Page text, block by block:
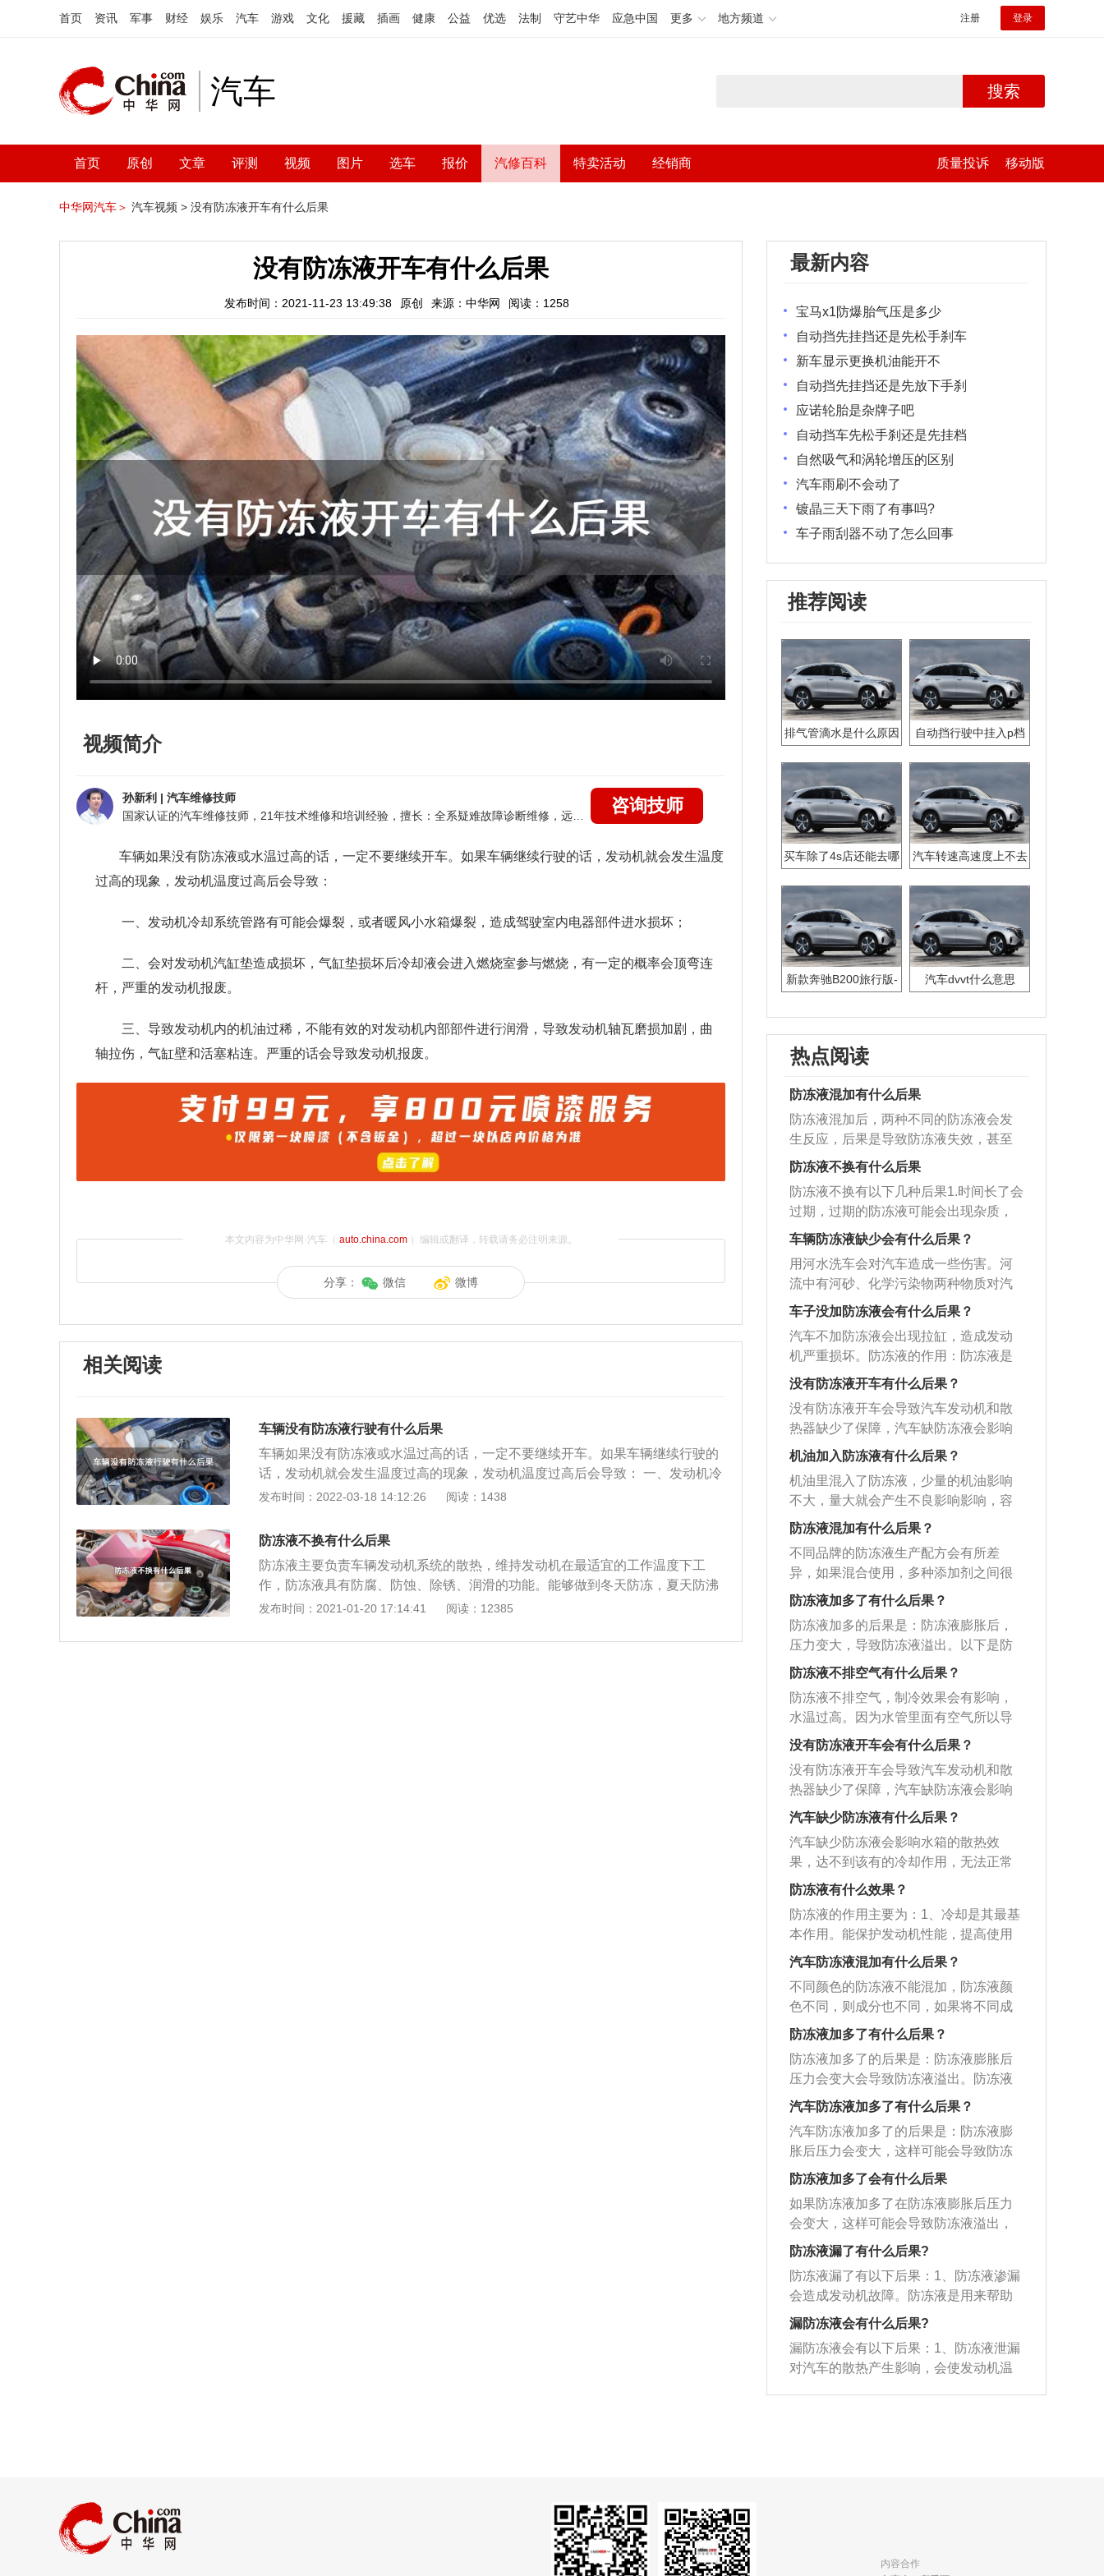
首页 资讯 军事 财经 娱乐 汽车 游戏 文化 援藏 插画 健康 公益 优选 法制 守艺中华 应急中国 更多 地方频道 注册 登录
汽车 搜索
首页 原创 文章 评测 视频 图片 选车 报价 汽修百科 特卖活动 经销商 质量投诉 移动版
中华网汽车＞ 汽车视频 > 没有防冻液开车有什么后果
没有防冻液开车有什么后果
发布时间：2021-11-23 13:49:38 原创 来源：中华网 阅读：1258
视频简介
孙新利 | 汽车维修技师
国家认证的汽车维修技师，21年技术维修和培训经验，擅长：全系疑难故障诊断维修，远程维修技术指导
咨询技师
车辆如果没有防冻液或水温过高的话，一定不要继续开车。如果车辆继续行驶的话，发动机就会发生温度
过高的现象，发动机温度过高后会导致：
一、发动机冷却系统管路有可能会爆裂，或者暖风小水箱爆裂，造成驾驶室内电器部件进水损坏；
二、会对发动机汽缸垫造成损坏，气缸垫损坏后冷却液会进入燃烧室参与燃烧，有一定的概率会顶弯连
杆，严重的发动机报废。
三、导致发动机内的机油过稀，不能有效的对发动机内部部件进行润滑，导致发动机轴瓦磨损加剧，曲
轴拉伤，气缸壁和活塞粘连。严重的话会导致发动机报废。
本文内容为中华网·汽车（ auto.china.com）编辑或翻译，转载请务必注明来源。
分享： 微信 微博
相关阅读
车辆没有防冻液行驶有什么后果
车辆如果没有防冻液或水温过高的话，一定不要继续开车。如果车辆继续行驶的
话，发动机就会发生温度过高的现象，发动机温度过高后会导致： 一、发动机冷
却系统管路有可能会爆裂，或者暖风小水箱爆裂，造成驾驶室内电器部件进水损
烧，有一定的概率会顶弯连杆，严重的发动机报废。 三、导致发动机内的机油过
稀，不能有效的对发动机内部部件进行润滑，导致发动机轴瓦磨损加剧，曲轴拉
伤，气缸壁和活塞粘连。严重的话会导致发动机报废。
发布时间：2022-03-18 14:12:26 阅读：1438
防冻液不换有什么后果
防冻液主要负责车辆发动机系统的散热，维持发动机在最适宜的工作温度下工
作，防冻液具有防腐、防蚀、除锈、润滑的功能。能够做到冬天防冻，夏天防沸
的作用。 当使用一定时间后，防冻液里的乙二醇就会和水在高温的作用下生成乙
剂会逐渐消耗殆尽，这样乙醇就会腐蚀发动机的金属机体。而且，各种添加剂也
发布时间：2021-01-20 17:14:41 阅读：12385
最新内容
宝马x1防爆胎气压是多少
自动挡先挂挡还是先松手刹车
新车显示更换机油能开不
自动挡先挂挡还是先放下手刹
应诺轮胎是杂牌子吧
自动挡车先松手刹还是先挂档
自然吸气和涡轮增压的区别
汽车雨刷不会动了
镀晶三天下雨了有事吗?
车子雨刮器不动了怎么回事
推荐阅读
排气管滴水是什么原因
自动挡行驶中挂入p档
买车除了4s店还能去哪
汽车转速高速度上不去
新款奔驰B200旅行版-
汽车dvvt什么意思
热点阅读
防冻液混加有什么后果
防冻液混加后，两种不同的防冻液会发
生反应，后果是导致防冻液失效，甚至
是损害到发动机。即便是不想使用原来
的防冻液，在更换新的防冻液之前，也
要将旧防冻液放干净，然后清洗干净冷
却系统，最后才可以添加新的防冻液，
避免旧防冻液和新防冻液混合在一起发
生反应。使用防冻液除了不能混加使用
之外，也需要注意冬季时，要根据当地
液出现结冰现象。一旦出现结冰情况的
话，首要任务是将防冻液进行解冻，然
后更换上冰点更低的防冻液，这样才能
正常使用车辆。如果防冻液冻得不怎么
严重的话，可以自己进行处理，方法有
打开车辆的引擎盖，让车子在太阳底下
晒一晒，等待防冻液的融化；还有就是
往防冻液水箱中倒入适量的温水，使防
冻液得以溶解。
防冻液不换有什么后果
防冻液不换有以下几种后果1.时间长了会
过期，过期的防冻液可能会出现杂质，
内部的化学成分失效，失去原有的功
效；2.内部水分会蒸发，从而导致防冻液
的冰点升高，影响防冻液的冷却效果，
沸点降低的情况，影响发动机的正常运
行的；3.会降低防冻液的防腐、防垢效
果，堵塞发动机的水道，与缓蚀剂相互
作用，腐蚀发动机的金属机体，影响发
热车不能直接添加防冻液，以防高温状
态下开盖，内部压力会将防冻液喷射出
来，有烫伤风险；2.不同品牌、不同型号
的防冻液不能混加，配方成分不同，混
加可能会发生化学反应，影响效能；3.防
冻液不能用水代替，也不能掺水添加，
水的冰点低，水中含有大量阴阳离子，
时间长了会形成水垢，造成堵塞。在平
时汽车保养中，要定期检查防冻液余
量，若发现防冻冷却液少于最小的刻度
然会影响发动机的冷却效能，防冻液不
要添加过多，也不要过少，一般防冻液
水壶上都有水位刻度，加到最高水位与
最低水位刻度之间即可。
车辆防冻液缺少会有什么后果？
用河水洗车会对汽车造成一些伤害。河
流中有河砂、化学污染物两种物质对汽
车危害最大。河砂主要由硅、钙等物质
组成，质地坚硬；许多河砂经过冲刷后
表面会稍微光滑一些，但由于直径太
小，在摩擦车身表面时，车漆不可避免
地会脱落。河流中的污染物对汽车危害
最大，包括氢氰酸、氰化钾、硫酸、硝
酸以及电镀厂、焦油厂、化肥厂等工业
染物的浓度过高，不仅会直接腐蚀汽车
油漆，还会渗透到汽车内部，造成部件
损坏；由于pH值的变化，即使是轻微的
污染也会加速车身的氧化。
车子没加防冻液会有什么后果？
汽车不加防冻液会出现拉缸，造成发动
机严重损坏。防冻液的作用：防冻液是
一种含有特殊添加剂的冷却液，主要用
于液冷式发动机冷却系统，防冻液具有
冬天防冻，夏天防沸，全年防水垢，防
腐蚀等优良性能。防冻液成分：防冻液
的主要成分是：百分之五十的纯净水和
百分之四十的甲醇加上百分之十的其他
物质。防冻液的种类：防冻液一般分
型三种。防冻液更换周期：对那些长时
间运行的车辆，比如出租车等，一般优
质的防冻液每年更换一次；而那些运行
时间短的车辆可每两年或每3万公里更换
一次。为防止产生过多的泡沫而降低防
冻液与发动机部件的热交换性，添加时
确认该产品在有效期内，长效型防冻
液，有效期可达三年。
没有防冻液开车有什么后果？
没有防冻液开车会导致汽车发动机和散
热器缺少了保障，汽车缺防冻液会影响
水箱的散热效果，达不到该有的冷却作
用，无法正常循环防冻液，会产生高
温，严重时会造成发动机烧损。寒冷气
候下，还会导致发动机或水箱结冻，引
起发动机故障，车辆因此不能使用。判
断防冻液是否缺少的方法：观察仪表盘
上的防冻液警报灯。如果亮起，很可能
内温度过高而引起。检查防冻液水箱。
如果液位低于最低刻度线（MIN），不可
继续行驶，需及时添加防冻液。检查防
冻液水壶上的水位刻度标识。防冻液正
常是在最高水位与最低水位之间位置，
防冻液缺不缺需看刻度，如防冻液低于
最低水位，说明缺少防冻液。
机油加入防冻液有什么后果？
机油里混入了防冻液，少量的机油影响
不大，量大就会产生不良影响影响，容
易导致机油乳化、破坏机油的结构、影
响润滑、从而加剧发动机磨损，导致发
动机损坏，应该尽快排放干净，并添加
符合标准的新机油。选择防冻液的方
法：防冻液的基本指标是冰点与沸点，
市场上防冻液的冰点有-15℃、-25℃、-3
0℃、-40℃等几种规格，一般要选择比
判断防冻液是否缺少的方法：观察仪表
盘上的防冻液警报灯。如果亮起，很可
能是缺少防冻液，当然也不排除是因为
缸内温度过高而引起。检查防冻液水
箱。如果液位低于最低刻度线（MIN），
不可继续行驶，需及时添加防冻液。检
查防冻液水壶上的水位刻度标识。防冻
液正常是在最高水位与最低水位之间位
置，防冻液缺不缺需看刻度，如防冻液
低于最低水位，说明缺少防冻液。
防冻液混加有什么后果？
不同品牌的防冻液生产配方会有所差
异，如果混合使用，多种添加剂之间很
可能会发生化学反应，会造成添加剂失
效的后果。防冻液的选择方法：防冻液
的基本指标是冰点与沸点，市场上防冻
液的冰点有-15℃、-25℃、-30℃、-40℃
等几种规格，一般要选择比所在地区最
低气温低10℃以上的为宜。判断是否缺
少防冻液的方法：观察仪表盘上的防冻
冻液，当然也不排除是因为缸内温度过
高而引起。检查防冻液水箱。如果液位
低于最低刻度线（MIN），不可继续行
驶，需及时添加防冻液。检查防冻液水
壶上的水位刻度标识。防冻液正常是在
最高水位与最低水位位置，防冻液缺不
缺需看刻度，如防冻液低于最低水位，
说明缺少防冻液。
防冻液加多了有什么后果？
防冻液加多的后果是：防冻液膨胀后，
压力变大，导致防冻液溢出。以下是防
冻液的作用：1、为发动机提供防冻保
护，对抗低温环境。2、防止在冬季停车
时，冷却液结冰胀裂散热器，冻坏发动
机气缸体和气缸盖。3、提供散热功能。
以下是使用防冻液的注意事项：1、尽量
使用同一品牌防冻液。2、添加防冻液
时，应确认该产品在有效期之内。3、避
明该防冻液已经变质，不能再使用。
防冻液不排空气有什么后果？
防冻液不排空气，制冷效果会有影响，
水温过高。因为水管里面有空气所以导
致不循环，会出现水温高风扇不转现
象，部分车不需要排空气。相关介绍如
下：1、正常情况下换防冻液需要排气。
直接把原来的空气排掉，然后倒进去新
的防冻液，加满，即可达到排气的效
果。2、汽车的发动机冷却系统简单分两
个房间，一个是发动机机体，一个是水
节温器在机体温度达到预定值时打开，
把机体里高温冷却液释放出来到水箱冷
却，换冷却液时，要热车直到水箱风扇
转动之后迅速放掉冷却液。
没有防冻液开车会有什么后果？
没有防冻液开车会导致汽车发动机和散
热器缺少了保障，汽车缺防冻液会影响
水箱的散热效果，达不到该有的冷却作
用，无法正常循环防冻液，会产生高
温，严重时会造成发动机烧损。寒冷气
候下，还会导致发动机或水箱结冻，引
起发动机故障，车辆因此不能使用。判
断防冻液是否缺少的方法：观察仪表盘
上的防冻液警报灯。如果亮起，很可能
内温度过高而引起。检查防冻液水箱。
如果液位低于最低刻度线（MIN），不可
继续行驶，需及时添加防冻液。检查防
冻液水壶上的水位刻度标识。防冻液正
常是在最高水位与最低水位之间位置，
防冻液缺不缺需看刻度，如防冻液低于
最低水位，说明缺少防冻液。
汽车缺少防冻液有什么后果？
汽车缺少防冻液会影响水箱的散热效
果，达不到该有的冷却作用，无法正常
循环防冻液，会产生高温，严重时会造
成发动机烧损。在寒冷气候下，还会导
致发动机或水箱结冻，引起发动机故
障，车辆因此不能使用。判断防冻液是
否缺少的方法：观察仪表盘上的防冻液
警报灯。如果亮起，很可能是缺少防冻
液，当然也不排除是因为缸内温度过高
于最低刻度线（MIN），不可继续行驶，
需及时添加防冻液。检查防冻液水壶上
的水位刻度标识。防冻液正常是在最高
水位与最低水位之间位置，防冻液缺不
缺需看刻度，如防冻液低于最低水位，
说明缺少防冻液。
防冻液有什么效果？
防冻液的作用主要为：1、冷却是其最基
本作用。能保护发动机性能，提高使用
寿命。2、还具有防冻、防沸、防垢的功
能。尤其是室外气温低于零度时，防冻
液可以保证车辆零件因寒冷而造成系统
失灵的情况。关于防冻液的更多信息如
下：1、防冻液别名是防腐蚀汽车防冻
液，是乙二醇的水溶液，可以防止金属
生锈，对发动机有保护作用。2、防冻液
为冷却问题而导致系统故障、胀烈，甚
至故障情况。
汽车防冻液混加有什么后果？
不同颜色的防冻液不能混加，防冻液颜
色不同，则成分也不同，如果将不同成
分的防冻液混合在一起，防冻液会发生
化学反应，导致防冻液失效，有时还会
凝固。即使是相同颜色的防冻液，如果
是不同品牌，稳定剂也可能不同，混用
会降低冷却和清洁效果，因此最好也不
要混用。最好用相同品牌，相同颜色的
防冻液。防冻液意外混合后，需要将水
冲洗，再重新加入。防冻液的颜色一般
有绿色、蓝色、粉红色、有些还有荧光
效果。通常，乙二醇是绿色，丙二醇是
蓝色，丙三醇是粉红色。厂家将防冻液
染成不同颜色的目的如下：禁止混用：
为了防止和其他液体弄混，防止人误
食，很多厂商也会添加不同的颜色配
方，从而进行区分。渗漏时便于区别：
发动机渗出以后，由于其自身有颜色，
在判断和检修时很容易辨别。安全考
防冻液加多了有什么后果？
防冻液加多了的后果是：防冻液膨胀后
压力会变大会导致防冻液溢出。防冻液
的作用是：1、为发动机提供防冻保护，
对抗低温的环境；2、防止在寒冷的冬季
停车时冷却液结冰胀裂散热器，冻坏发
动机气缸体和气缸盖；3、提供高效的散
热功能。防冻液使用的注意事项是：1、
尽量使用同一品牌的防冻液；2、添加时
应确认该产品在有效期之内；3、避免兑
该防冻液已经变质不能再使用。
汽车防冻液加多了有什么后果？
汽车防冻液加多了的后果是：防冻液膨
胀后压力会变大，这样可能会导致防冻
液溢出，所以车主不要多加防冻液。防
冻液的全称应该是防冻冷却液，防冻液
的作用是冷却而不是防冻，汽车使用的
发动机都是水冷发动机，水冷发动机依
靠冷却液在发动机内不断循环带走热
量。冷却液在发动机内有两条循环路
径，一条是大循环，另一条是小循环。
温度时，冷却液是进行小循环的，此时
冷却液不经过散热水箱散热，这样能够
让发动机更快达到正常工作温度。
防冻液加多了会有什么后果
如果防冻液加多了在防冻液膨胀后压力
会变大，这样可能会导致防冻液溢出，
没有什么危害，只是干了以后会留下难
看的污迹，所以车友们不要多加防冻
液。防冻液这个名字其实带有迷惑性，
防冻液的全称应该是防冻冷却液，防冻
液的作用是冷却而不是防冻。汽车防冻
液，又称之为“防冻液”或“不冻液”，全称
应该叫汽车防冻冷却液，意为有防冻功
的有效期限多为2年（个别产品会长一
防冻液漏了有什么后果?
防冻液漏了有以下后果：1、防冻液渗漏
会造成发动机故障。防冻液是用来帮助
发动机散热的，当防冻液因为渗漏而不
足时，发动机热量会越来越高，严重时
导致拉缸。特别是铝制发动机，对温度
格外敏感，不经意间就会高温变形，造
成严重故障；2、防冻液渗漏还会造成危
可以防止在寒冷冬季停车时冷却液结冰
漏防冻液会有什么后果?
漏防冻液会有以下后果：1、防冻液泄漏
对汽车的散热产生影响，会使发动机温
是水箱水泵漏水可能导致防冻液泄露，
内容合作